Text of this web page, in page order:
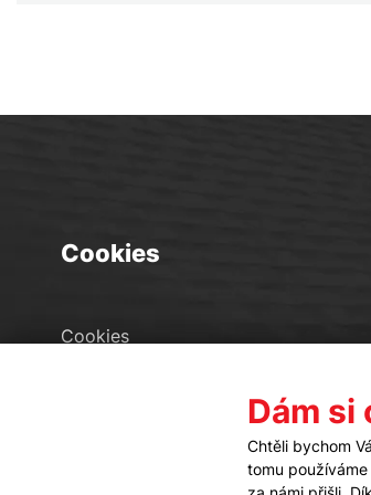
Cookies
Cookies
Dám si
Chtěli bychom
tomu